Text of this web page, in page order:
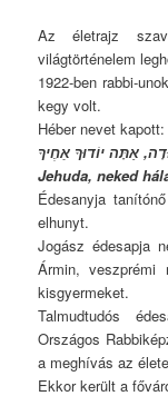
Az életrajz
világtörténelem
1922-ben rabbi-
kegy volt.
Héber nevet
אַתָּה יוֹדוּךָ אַחֶיךָ
Jehuda, neked
Édesanyja
elhunyt.
Jogász édesapja
Ármin, veszprémi
kisgyermeket.
Talmudtudós
Országos
a meghívás az
Ekkor került a